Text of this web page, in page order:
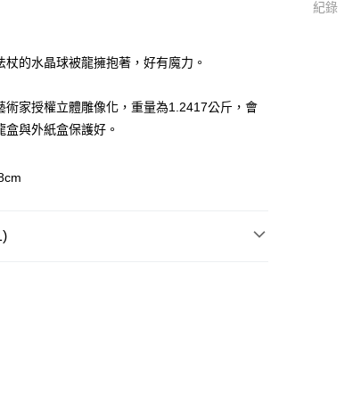
杖的水晶球被龍擁抱著，好有魔力。
術家授權立體雕像化，重量為1.2417公斤，會
盒與外紙盒保護好。
紀錄